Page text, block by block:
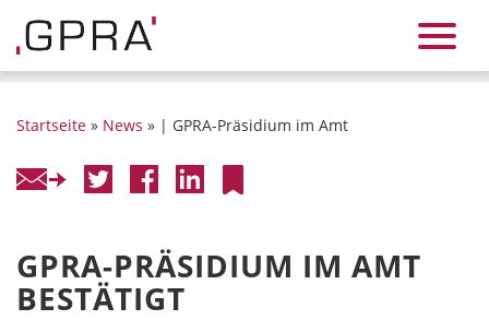
Startseite » News » | GPRA-Präsidium im Amt
GPRA-PRÄSIDIUM IM AMT
BESTÄTIGT